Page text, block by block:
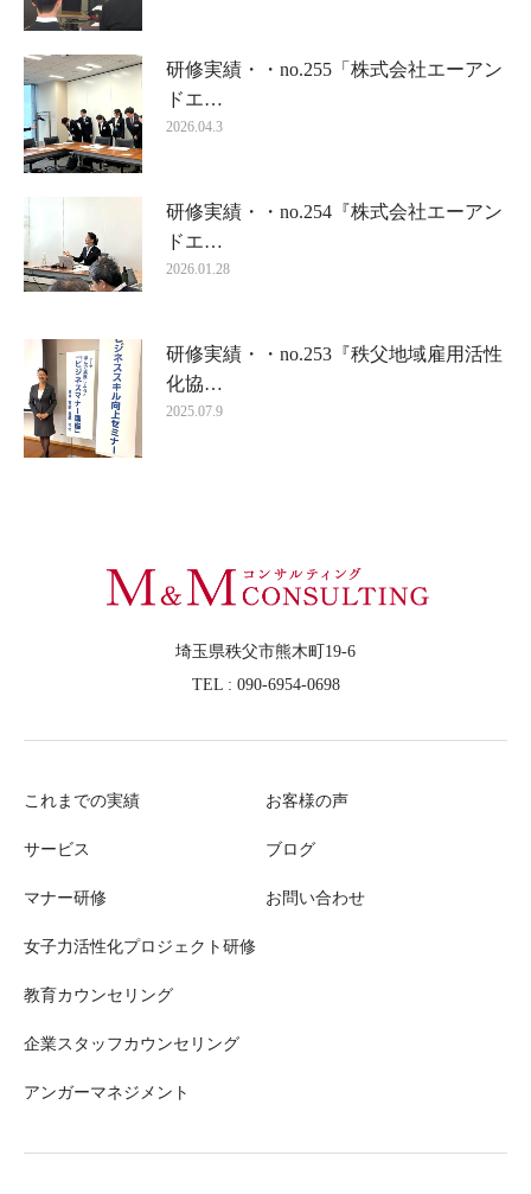
研修実績・・no.255「株式会社エーアン
ドエ…
2026.04.3
研修実績・・no.254『株式会社エーアン
ドエ…
2026.01.28
研修実績・・no.253『秩父地域雇用活性
化協…
2025.07.9
埼玉県秩父市熊木町19-6
TEL : 090-6954-0698
これまでの実績
サービス
マナー研修
女子力活性化プロジェクト研修
教育カウンセリング
企業スタッフカウンセリング
アンガーマネジメント
お客様の声
ブログ
お問い合わせ